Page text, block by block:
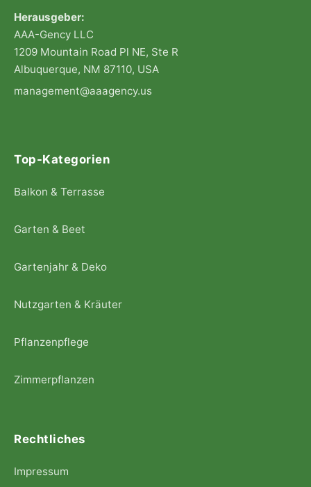
Herausgeber:
AAA-Gency LLC
1209 Mountain Road Pl NE, Ste R
Albuquerque, NM 87110, USA
management@aaagency.us
Top-Kategorien
Balkon & Terrasse
Garten & Beet
Gartenjahr & Deko
Nutzgarten & Kräuter
Pflanzenpflege
Zimmerpflanzen
Rechtliches
Impressum